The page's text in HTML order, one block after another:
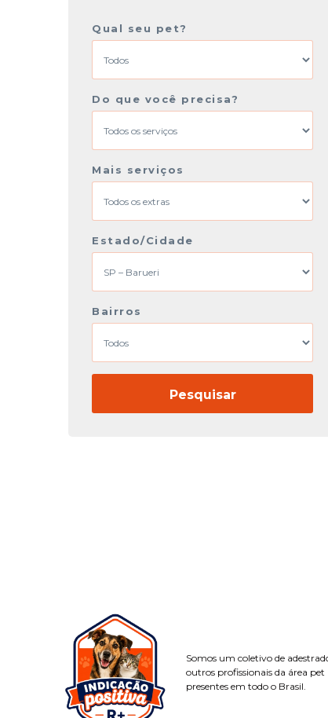
Qual seu pet?
Do que você precisa?
Mais serviços
Estado/Cidade
Bairros
Somos um coletivo de
outros profissionais da área pet
presentes em todo o Brasil.